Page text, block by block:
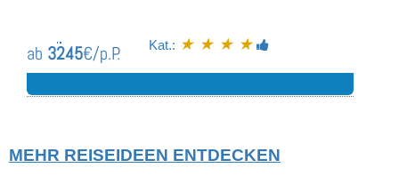
Kat.: ★ ★ ★ ★
ab 3245€/p.P.
MEHR REISEIDEEN ENTDECKEN